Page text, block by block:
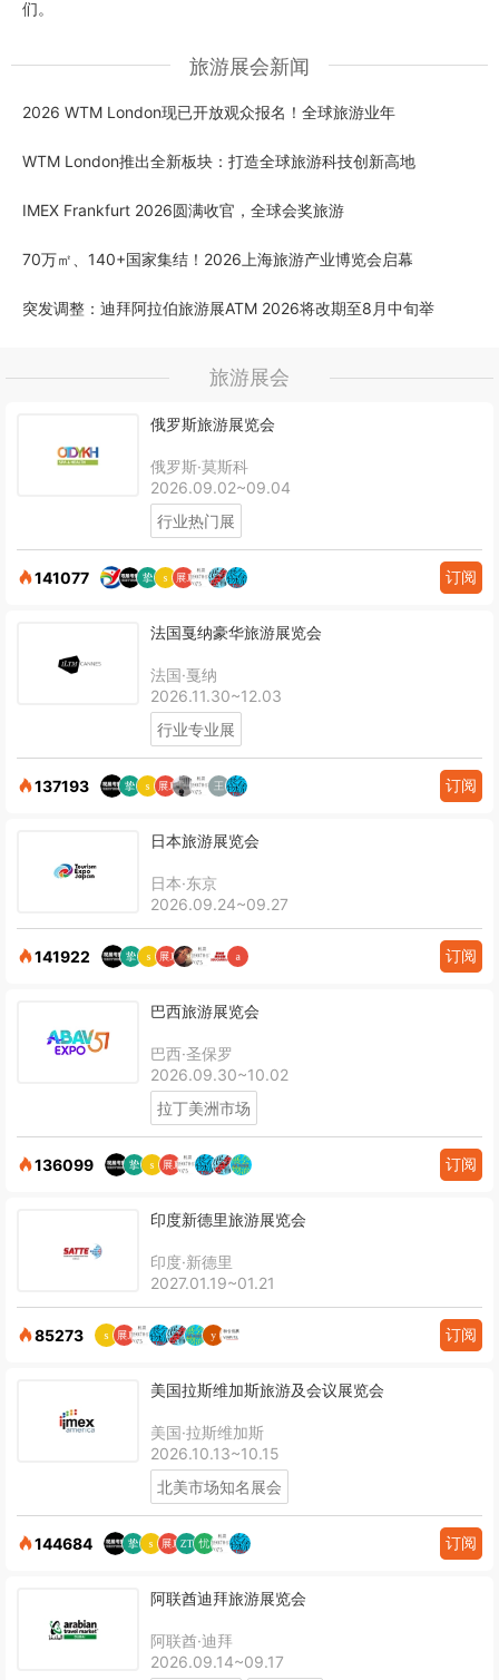
们。
旅游展会新闻
2026 WTM London现已开放观众报名！全球旅游业年
WTM London推出全新板块：打造全球旅游科技创新高地
IMEX Frankfurt 2026圆满收官，全球会奖旅游
70万㎡、140+国家集结！2026上海旅游产业博览会启幕
突发调整：迪拜阿拉伯旅游展ATM 2026将改期至8月中旬举
旅游展会
俄罗斯旅游展览会
俄罗斯·莫斯科
2026.09.02~09.04
行业热门展
141077 订阅
法国戛纳豪华旅游展览会
法国·戛纳
2026.11.30~12.03
行业专业展
137193 订阅
日本旅游展览会
日本·东京
2026.09.24~09.27
141922 订阅
巴西旅游展览会
巴西·圣保罗
2026.09.30~10.02
拉丁美洲市场
136099 订阅
印度新德里旅游展览会
印度·新德里
2027.01.19~01.21
85273 订阅
美国拉斯维加斯旅游及会议展览会
美国·拉斯维加斯
2026.10.13~10.15
北美市场知名展会
144684 订阅
阿联酋迪拜旅游展览会
阿联酋·迪拜
2026.09.14~09.17